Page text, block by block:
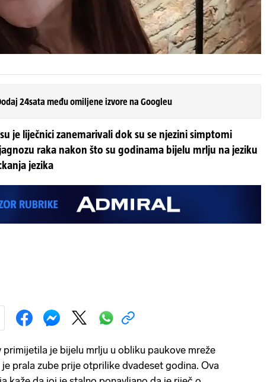
24sata među omiljene izvore na Googleu
je liječnici zanemarivali dok su se njezini simptomi
raka nakon što su godinama bijelu mrlju na jeziku
jezika
je bijelu mrlju u obliku paukove mreže
je prala zube prije otprilike dvadeset godina. Ova